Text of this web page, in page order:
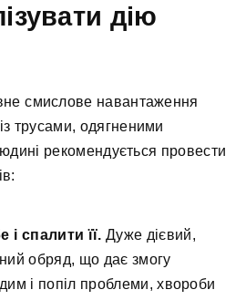
дію
смислове навантаження
трусами, одягненими
рекомендується провести
і спалити її. Дуже дієвий,
обряд, що дає змогу
і попіл проблеми, хвороби